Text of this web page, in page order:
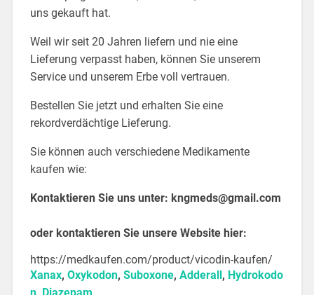
uns gekauft hat.
Weil wir seit 20 Jahren liefern und nie eine
Lieferung verpasst haben, können Sie unserem
Service und unserem Erbe voll vertrauen.
Bestellen Sie jetzt und erhalten Sie eine
rekordverdächtige Lieferung.
Sie können auch verschiedene Medikamente
kaufen wie:
Kontaktieren Sie uns unter: kngmeds@gmail.com
oder kontaktieren Sie unsere Website hier:
https://medkaufen.com/product/vicodin-kaufen/
Xanax, Oxykodon, Suboxone, Adderall, Hydrokodo